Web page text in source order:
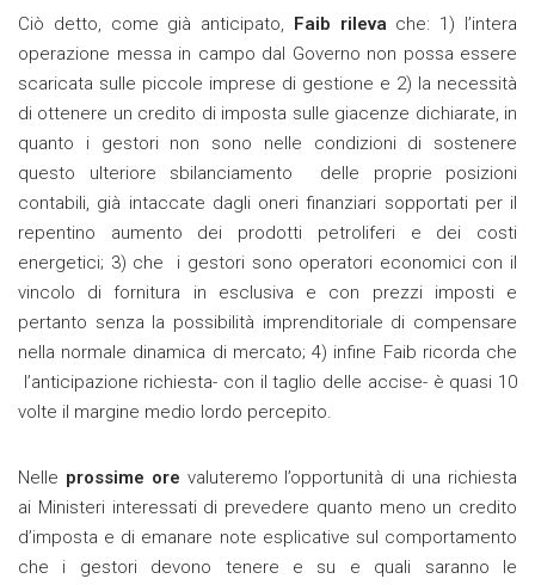
Ciò detto, come già anticipato, Faib rileva che: 1) l’intera
operazione messa in campo dal Governo non possa essere
scaricata sulle piccole imprese di gestione e 2) la necessità
di ottenere un credito di imposta sulle giacenze dichiarate, in
quanto i gestori non sono nelle condizioni di sostenere
questo ulteriore sbilanciamento delle proprie posizioni
contabili, già intaccate dagli oneri finanziari sopportati per il
repentino aumento dei prodotti petroliferi e dei costi
energetici; 3) che i gestori sono operatori economici con il
vincolo di fornitura in esclusiva e con prezzi imposti e
pertanto senza la possibilità imprenditoriale di compensare
nella normale dinamica di mercato; 4) infine Faib ricorda che
l’anticipazione richiesta- con il taglio delle accise- è quasi 10
volte il margine medio lordo percepito.
Nelle prossime ore valuteremo l’opportunità di una richiesta
ai Ministeri interessati di prevedere quanto meno un credito
d’imposta e di emanare note esplicative sul comportamento
che i gestori devono tenere e su e quali saranno le